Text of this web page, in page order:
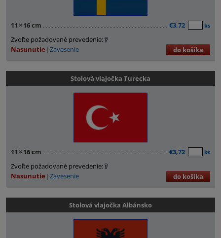
11 × 16 cm €3,72 ks
Zvoľte požadované prevedenie:
Nasunutie Zavesenie do košíka
Stolová vlajočka Turecka
11 × 16 cm €3,72 ks
Zvoľte požadované prevedenie:
Nasunutie Zavesenie do košíka
Stolová vlajočka Albánsko